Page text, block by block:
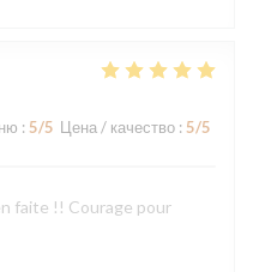
: 5/5 Цена / качество : 5/5
faite !! Courage pour